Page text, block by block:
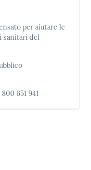
per aiutare le
sanitari del
651 941